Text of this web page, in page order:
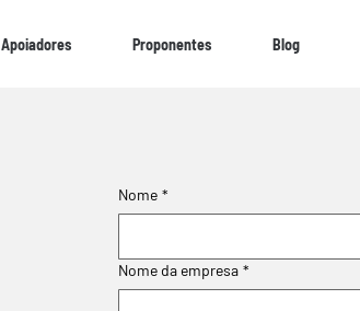
Apoiadores Proponentes Blog
Nome *
Nome da empresa *